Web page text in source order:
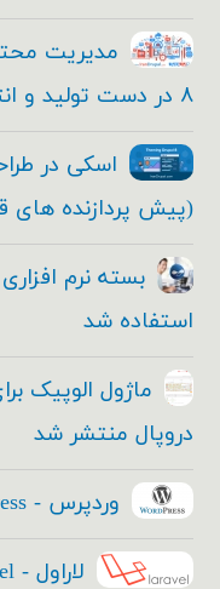
مدیریت
۸ در دست تولید و انتشار عمومی
(پیش پردازنده های
بسته نرم
استفاده شد
ماژول الوپیک
دروپال منتشر شد
وردپرس - Wordpress
لاراول - Laravel